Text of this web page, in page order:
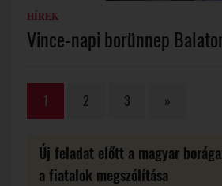
HÍREK
Vince-napi borünnep
1 2 3 »
Új feladat előtt a magyar
a fiatalok megszólítása